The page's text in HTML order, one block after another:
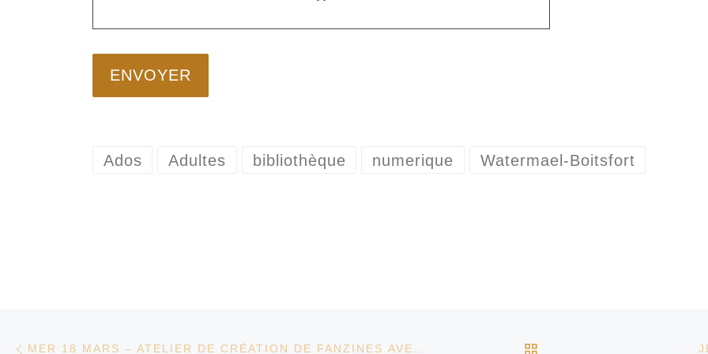
Ados Adultes bibliothèque numerique Watermael-Boitsfort
Parcourir les articles RETOUR À LA LISTE